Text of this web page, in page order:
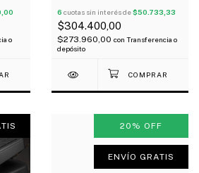
o
6 cuotas sin interés de$50.733,33
$304.400,00
$273.960,00 con Transferencia o
depósito
20 % OFF
ENVÍO GRATIS